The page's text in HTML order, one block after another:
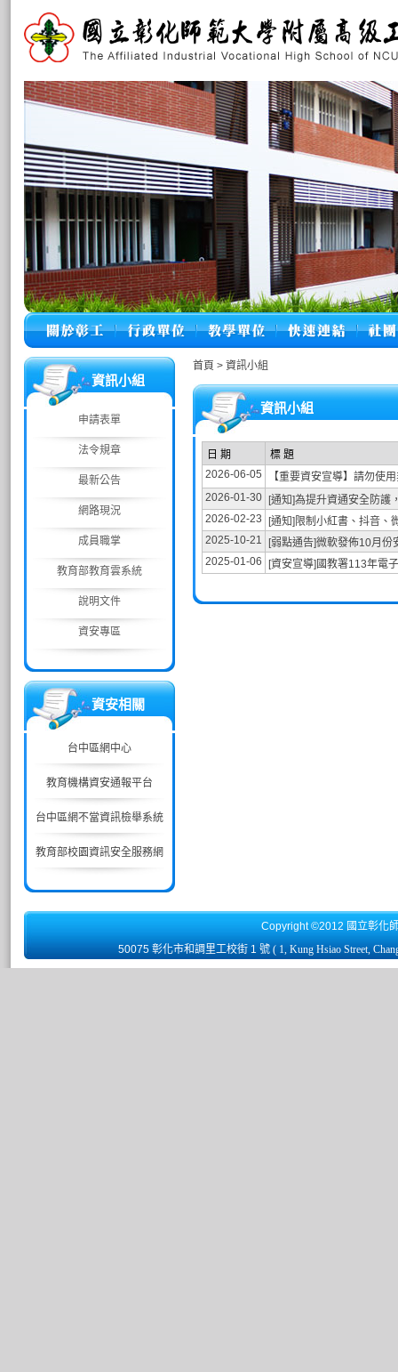
資訊小組
申請表單
法令規章
最新公告
網路現況
成員職掌
教育部教育雲系統
說明文件
資安專區
資安相關
台中區網中心
教育機構資安通報平台
台中區網不當資訊檢舉系統
教育部校園資訊安全服務網
首頁 > 資訊小組
資訊小組
日 期
標 題
2026-06-05
【重要資安宣導】請勿使
2026-01-30
[通知]為提升資通安全防護
2026-02-23
[通知]限制小紅書、抖音、
2025-10-21
[弱點通告]微軟發佈10月
2025-01-06
[資安宣導]國教署113年電
Copyright ©2012 國立彰化
50075 彰化市和調里工校街 1 號 ( 1, Kung Hsiao Street,